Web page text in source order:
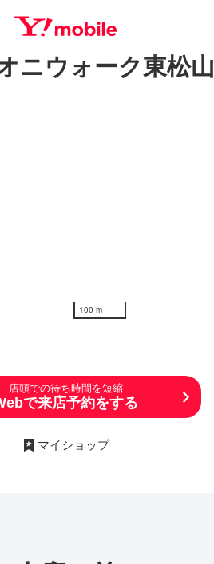
SEARCH
ニウォーク東松山
100 m
店頭での待ち時間を短縮
で来店予約をする
マイショップ